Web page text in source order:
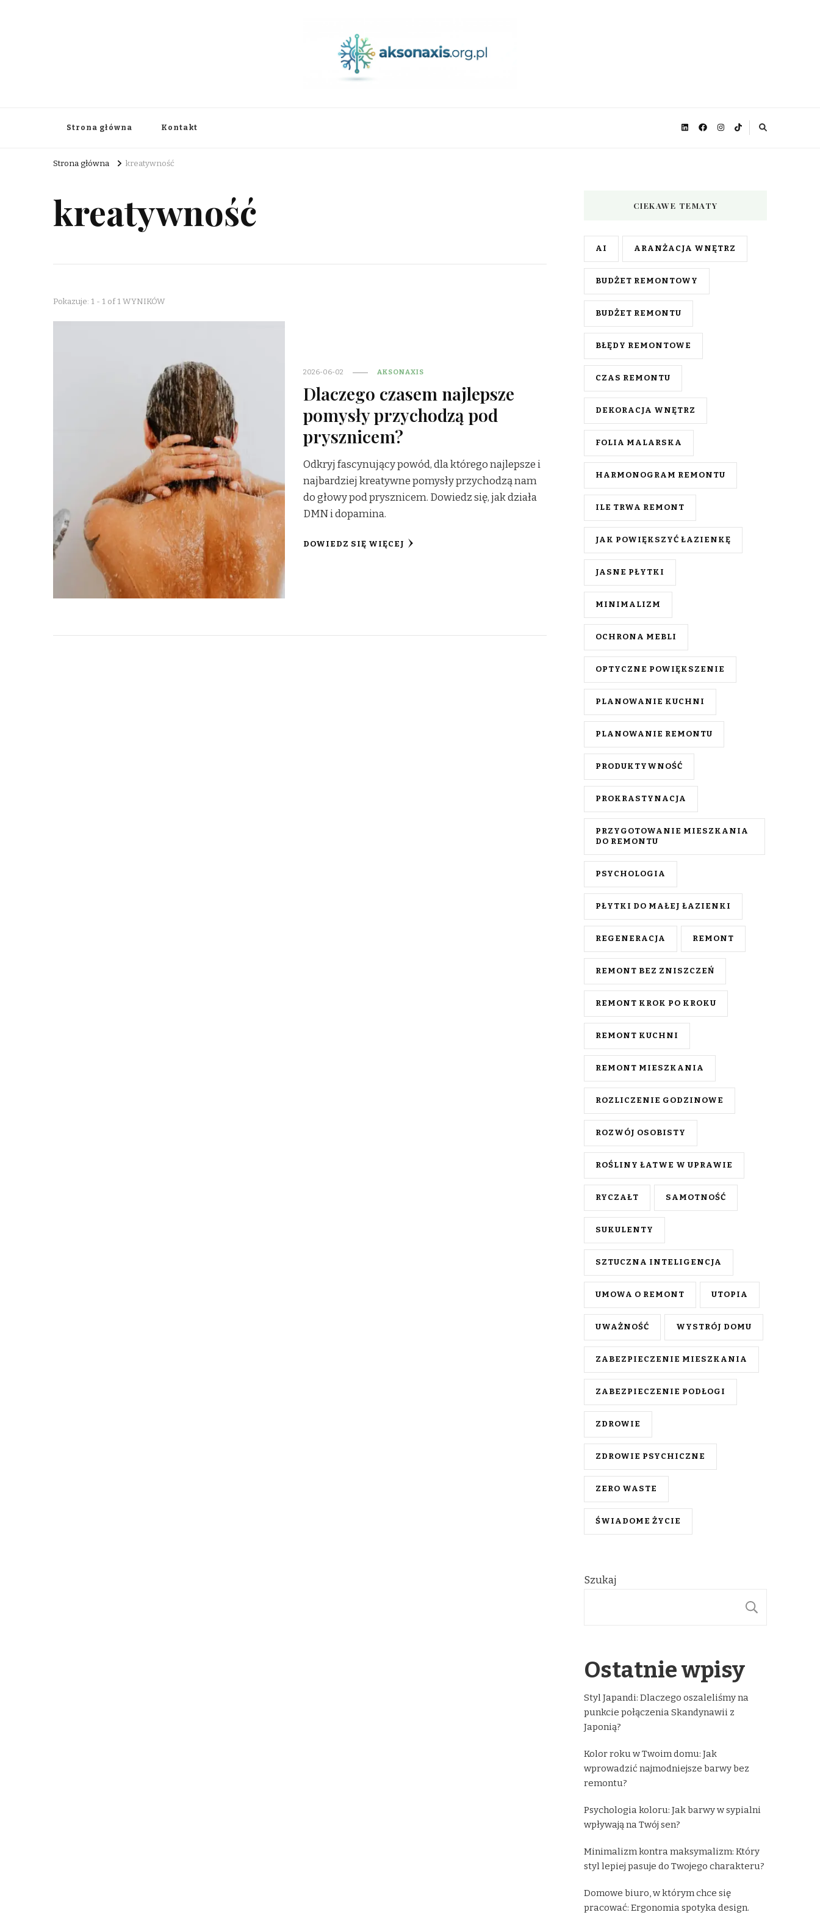
Strona główna Kontakt
Strona główna kreatywność
kreatywność
Pokazuje: 1 - 1 of 1 WYNIKÓW
2026-06-02 AKSONAXIS
Dlaczego czasem najlepsze
pomysły przychodzą pod
prysznicem?
Odkryj fascynujący powód, dla którego najlepsze i
najbardziej kreatywne pomysły przychodzą nam
do głowy pod prysznicem. Dowiedz się, jak działa
DMN i dopamina.
DOWIEDZ SIĘ WIĘCEJ
CIEKAWE TEMATY
AI ARANŻACJA WNĘTRZ
BUDŻET REMONTOWY
BUDŻET REMONTU
BŁĘDY REMONTOWE
CZAS REMONTU
DEKORACJA WNĘTRZ
FOLIA MALARSKA
HARMONOGRAM REMONTU
ILE TRWA REMONT
JAK POWIĘKSZYĆ ŁAZIENKĘ
JASNE PŁYTKI
MINIMALIZM
OCHRONA MEBLI
OPTYCZNE POWIĘKSZENIE
PLANOWANIE KUCHNI
PLANOWANIE REMONTU
PRODUKTYWNOŚĆ
PROKRASTYNACJA
PRZYGOTOWANIE MIESZKANIA
DO REMONTU
PSYCHOLOGIA
PŁYTKI DO MAŁEJ ŁAZIENKI
REGENERACJA REMONT
REMONT BEZ ZNISZCZEŃ
REMONT KROK PO KROKU
REMONT KUCHNI
REMONT MIESZKANIA
ROZLICZENIE GODZINOWE
ROZWÓJ OSOBISTY
ROŚLINY ŁATWE W UPRAWIE
RYCZAŁT SAMOTNOŚĆ
SUKULENTY
SZTUCZNA INTELIGENCJA
UMOWA O REMONT UTOPIA
UWAŻNOŚĆ WYSTRÓJ DOMU
ZABEZPIECZENIE MIESZKANIA
ZABEZPIECZENIE PODŁOGI
ZDROWIE
ZDROWIE PSYCHICZNE
ZERO WASTE
ŚWIADOME ŻYCIE
Szukaj
Ostatnie wpisy
Styl Japandi: Dlaczego oszaleliśmy na
punkcie połączenia Skandynawii z
Japonią?
Kolor roku w Twoim domu: Jak
wprowadzić najmodniejsze barwy bez
remontu?
Psychologia koloru: Jak barwy w sypialni
wpływają na Twój sen?
Minimalizm kontra maksymalizm: Który
styl lepiej pasuje do Twojego charakteru?
Domowe biuro, w którym chce się
pracować: Ergonomia spotyka design.